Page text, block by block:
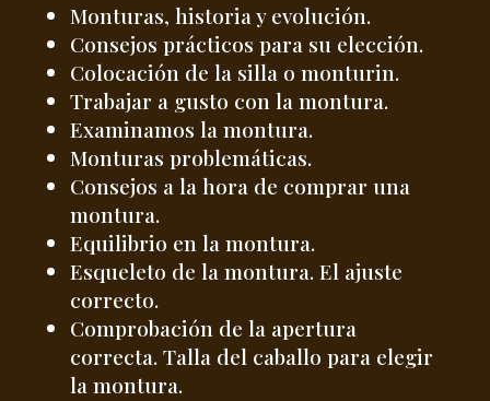
Monturas, historia y evolución.
Consejos prácticos para su elección.
Colocación de la silla o monturin.
Trabajar a gusto con la montura.
Examinamos la montura.
Monturas problemáticas.
Consejos a la hora de comprar una
montura.
Equilibrio en la montura.
Esqueleto de la montura. El ajuste
correcto.
Comprobación de la apertura
correcta. Talla del caballo para elegir
la montura.